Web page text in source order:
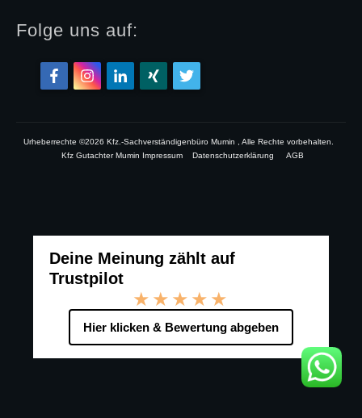
Folge uns auf:
Urheberrechte ©2026 Kfz.-Sachverständigenbüro Mumin , Alle Rechte vorbehalten.
Kfz Gutachter Mumin Impressum
Datenschutzerklärung AGB
Deine Meinung zählt auf
Trustpilot
★★★★★
Hier klicken & Bewertung abgeben